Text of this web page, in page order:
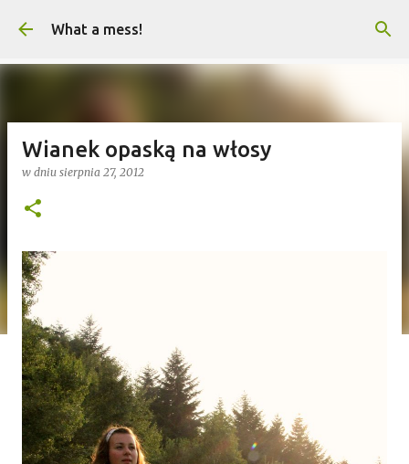
Przejdź do głównej zawartości
What a mess!
Wianek opaską na włosy
w dniu sierpnia 27, 2012